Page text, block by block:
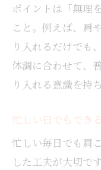
ポイントは「無理
こと。例えば、肩
り入れるだけでも
体調に合わせて、
り入れる意識を持
忙しい日でもでき
忙しい毎日でも肩
した工夫が大切で